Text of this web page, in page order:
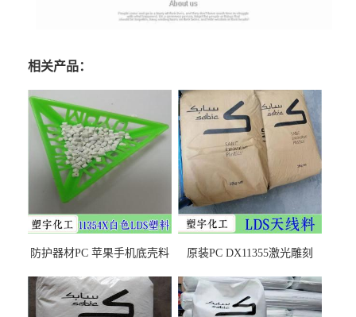
相关产品：
防护器材PC 苹果手机底壳料
之忧
原装PC DX11355激光雕刻